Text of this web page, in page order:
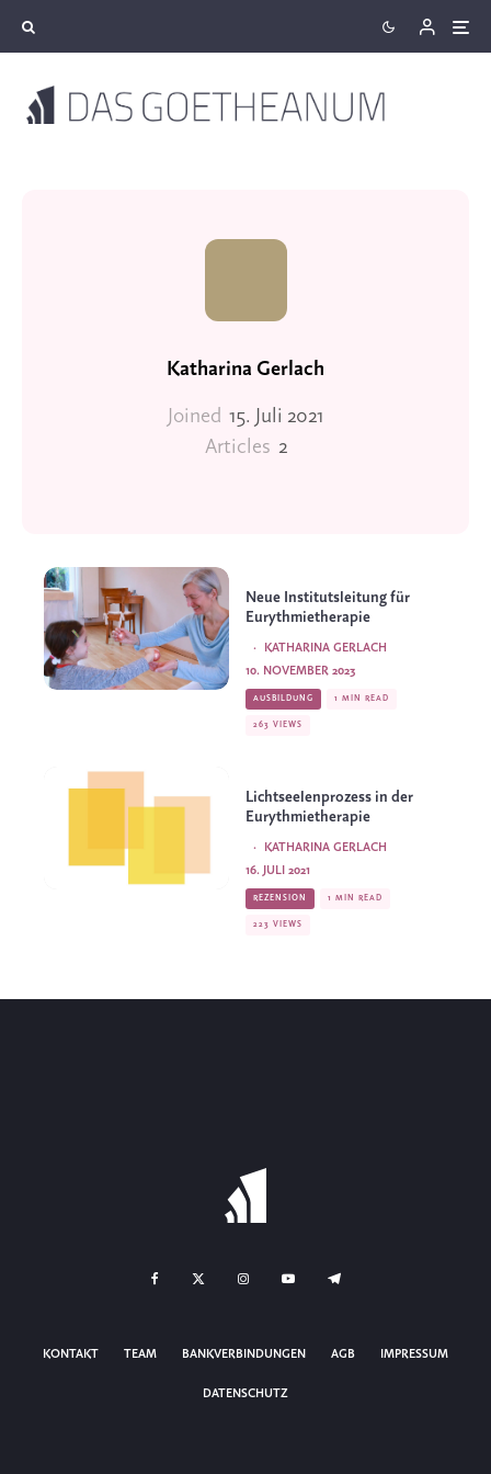
Katharina Gerlach
Joined 15. Juli 2021
Articles 2
Neue Institutsleitung für
Eurythmietherapie
KATHARINA GERLACH
·
10. NOVEMBER 2023
AUSBILDUNG 1 MIN READ
263 VIEWS
Lichtseelenprozess in der
Eurythmietherapie
KATHARINA GERLACH
·
16. JULI 2021
REZENSION 1 MIN READ
223 VIEWS
KONTAKT TEAM BANKVERBINDUNGEN AGB IMPRESSUM
DATENSCHUTZ